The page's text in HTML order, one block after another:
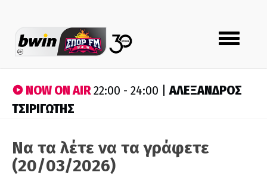
Toggle
navigation
NOW ON AIR22:00 - 24:00 |ΑΛΕΞΑΝΔΡΟΣ
ΤΣΙΡΙΓΩΤΗΣ
Να τα λέτε να τα γράφετε
(20/03/2026)